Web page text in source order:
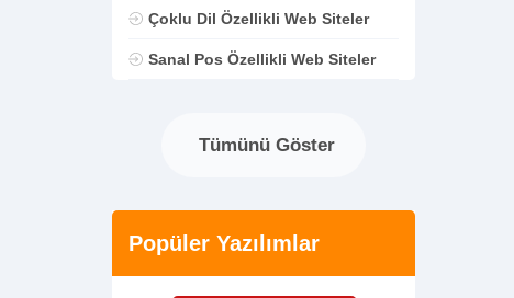
Çoklu Dil Özellikli Web Siteler
Sanal Pos Özellikli Web Siteler
Tümünü Göster
Popüler Yazılımlar